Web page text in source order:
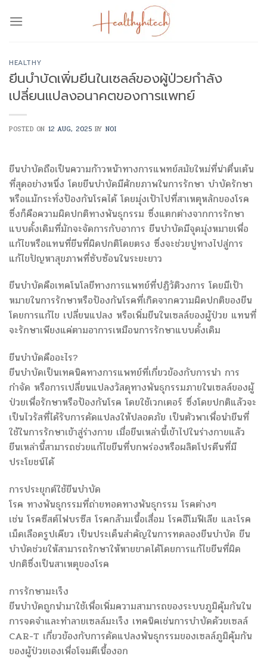
HEALTHY
ยีนบำบัดเพิ่มยีนในเซลล์ของผู้ป่วยกำลัง
เปลี่ยนแปลงอนาคตของการแพทย์
POSTED ON 12 AUG, 2025 BY NOI
ยีนบำบัดถือเป็นความก้าวหน้าทางการแพทย์สมัยใหม่ที่น่าตื่นเต้น
ที่สุดอย่างหนึ่ง โดยยีนบำบัดมีศักยภาพในการรักษา บำบัดรักษา
หรือแม้กระทั่งป้องกันโรคได้ โดยมุ่งเป้าไปที่สาเหตุหลักของโรค
ซึ่งก็คือความผิดปกติทางพันธุกรรม ซึ่งแตกต่างจากการรักษา
แบบดั้งเดิมที่มักจะจัดการกับอาการ ยีนบำบัดมีจุดมุ่งหมายเพื่อ
แก้ไขหรือแทนที่ยีนที่ผิดปกติโดยตรง ซึ่งจะช่วยปูทางไปสู่การ
แก้ไขปัญหาสุขภาพที่ซับซ้อนในระยะยาว
ยีนบำบัดคือเทคโนโลยีทางการแพทย์ที่ปฏิวัติวงการ โดยมีเป้า
หมายในการรักษาหรือป้องกันโรคที่เกิดจากความผิดปกติของยีน
โดยการแก้ไข เปลี่ยนแปลง หรือเพิ่มยีนในเซลล์ของผู้ป่วย แทนที่
จะรักษาเพียงแค่ตามอาการเหมือนการรักษาแบบดั้งเดิม
ยีนบำบัดคืออะไร?
ยีนบำบัดเป็นเทคนิคทางการแพทย์ที่เกี่ยวข้องกับการนำ การ
กำจัด หรือการเปลี่ยนแปลงวัสดุทางพันธุกรรมภายในเซลล์ของผู้
ป่วยเพื่อรักษาหรือป้องกันโรค โดยใช้เวกเตอร์ ซึ่งโดยปกติแล้วจะ
เป็นไวรัสที่ได้รับการดัดแปลงให้ปลอดภัย เป็นตัวพาเพื่อนำยีนที่
ใช้ในการรักษาเข้าสู่ร่างกาย เมื่อยีนเหล่านี้เข้าไปในร่างกายแล้ว
ยีนเหล่านี้สามารถช่วยแก้ไขยีนที่บกพร่องหรือผลิตโปรตีนที่มี
ประโยชน์ได้
การประยุกต์ใช้ยีนบำบัด
โรค ทางพันธุกรรมที่ถ่ายทอดทางพันธุกรรม โรคต่างๆ
เช่น โรคซีสต์ไฟบรซีส โรคกล้ามเนื้อเสื่อม โรคฮีโมฟีเลีย และโรค
เม็ดเลือดรูปเคียว เป็นประเด็นสำคัญในการทดลองยีนบำบัด ยีน
บำบัดช่วยให้สามารถรักษาให้หายขาดได้โดยการแก้ไขยีนที่ผิด
ปกติซึ่งเป็นสาเหตุของโรค
การรักษามะเร็ง
ยีนบำบัดถูกนำมาใช้เพื่อเพิ่มความสามารถของระบบภูมิคุ้มกันใน
การจดจำและทำลายเซลล์มะเร็ง เทคนิคเช่นการบำบัดด้วยเซลล์
CAR-T เกี่ยวข้องกับการดัดแปลงพันธุกรรมของเซลล์ภูมิคุ้มกัน
ของผู้ป่วยเองเพื่อโจมตีเนื้องอก